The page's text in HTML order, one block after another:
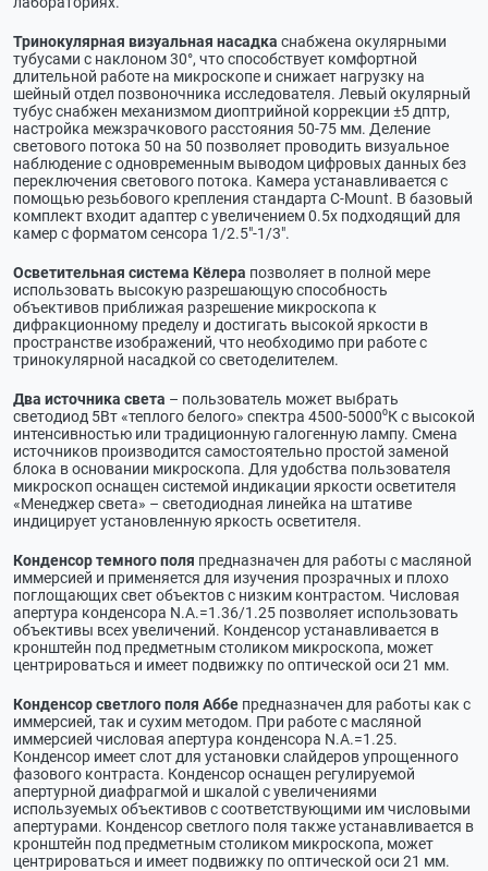
Тринокулярная визуальная насадка снабжена окулярными
тубусами с наклоном 30°, что способствует комфортной
длительной работе на микроскопе и снижает нагрузку на
шейный отдел позвоночника исследователя. Левый окулярный
тубус снабжен механизмом диоптрийной коррекции ±5 дптр,
настройка межзрачкового расстояния 50-75 мм. Деление
светового потока 50 на 50 позволяет проводить визуальное
наблюдение с одновременным выводом цифровых данных без
переключения светового потока. Камера устанавливается с
помощью резьбового крепления стандарта C-Mount. В базовый
комплект входит адаптер с увеличением 0.5х подходящий для
камер с форматом сенсора 1/2.5"-1/3".
Осветительная система Кёлера позволяет в полной мере
использовать высокую разрешающую способность
объективов приближая разрешение микроскопа к
дифракционному пределу и достигать высокой яркости в
пространстве изображений, что необходимо при работе с
тринокулярной насадкой со светоделителем.
Два источника света – пользователь может выбрать
светодиод 5Вт «теплого белого» спектра 4500-5000⁰К с высокой
интенсивностью или традиционную галогенную лампу. Смена
источников производится самостоятельно простой заменой
блока в основании микроскопа. Для удобства пользователя
микроскоп оснащен системой индикации яркости осветителя
«Менеджер света» – светодиодная линейка на штативе
индицирует установленную яркость осветителя.
Конденсор темного поля предназначен для работы с масляной
иммерсией и применяется для изучения прозрачных и плохо
поглощающих свет объектов с низким контрастом. Числовая
апертура конденсора N.A.=1.36/1.25 позволяет использовать
объективы всех увеличений. Конденсор устанавливается в
кронштейн под предметным столиком микроскопа, может
центрироваться и имеет подвижку по оптической оси 21 мм.
Конденсор светлого поля Аббе предназначен для работы как с
иммерсией, так и сухим методом. При работе с масляной
иммерсией числовая апертура конденсора N.A.=1.25.
Конденсор имеет слот для установки слайдеров упрощенного
фазового контраста. Конденсор оснащен регулируемой
апертурной диафрагмой и шкалой с увеличениями
используемых объективов с соответствующими им числовыми
апертурами. Конденсор светлого поля также устанавливается в
кронштейн под предметным столиком микроскопа, может
центрироваться и имеет подвижку по оптической оси 21 мм.